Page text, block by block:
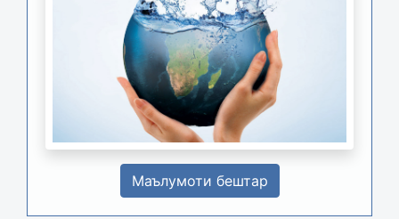
Маълумоти бештар